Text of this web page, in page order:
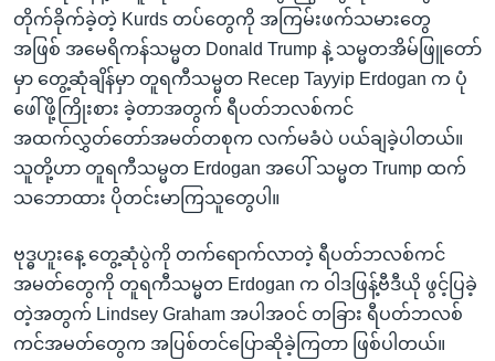
သို့
ကျော်
ရန်
တိုက်ခိုက်ခဲ့တဲ့ Kurds တပ်တွေကို အကြမ်းဖက်သမားတွေ
အဖြစ် အမေရိကန်သမ္မတ Donald Trump နဲ့ သမ္မတအိမ်ဖြူတော်
မှာ တွေ့ဆုံချိန်မှာ တူရကီသမ္မတ Recep Tayyip Erdogan က ပုံ
ဖေါ်ဖို့ကြိုးစား ခဲ့တာအတွက် ရီပတ်ဘလစ်ကင်
အထက်လွှတ်တော်အမတ်တစုက လက်မခံပဲ ပယ်ချခဲ့ပါတယ်။
သူတို့ဟာ တူရကီသမ္မတ Erdogan အပေါ် သမ္မတ Trump ထက်
သဘောထား ပိုတင်းမာကြသူတွေပါ။
ဗုဒ္ဓဟူးနေ့ တွေ့ဆုံပွဲကို တက်ရောက်လာတဲ့ ရီပတ်ဘလစ်ကင်
အမတ်တွေကို တူရကီသမ္မတ Erdogan က ဝါဒဖြန့်ဗီဒီယို ဖွင့်ပြခဲ့
တဲ့အတွက် Lindsey Graham အပါအဝင် တခြား ရီပတ်ဘလစ်
ကင်အမတ်တွေက အပြစ်တင်ပြောဆိုခဲ့ကြတာ ဖြစ်ပါတယ်။